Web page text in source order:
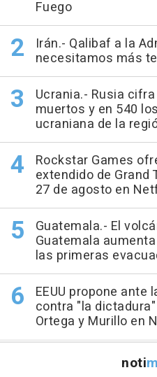
Fuego
Irán.- Qalibaf a la
necesitamos más
Ucrania.- Rusia
muertos y en 540
ucraniana de la
Rockstar Games
extendido de Grand
27 de agosto en
Guatemala.- El
Guatemala
las primeras
EEUU propone ante
contra "la
Ortega y Murillo en
noti